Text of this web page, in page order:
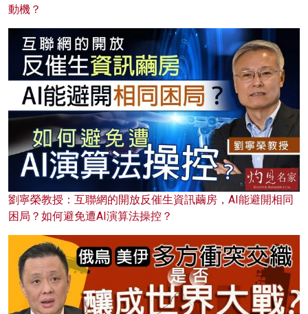
動機？
劉寧榮教授：互聯網的開放反催生資訊繭房，AI能避開相同
困局？如何避免遭AI演算法操控？